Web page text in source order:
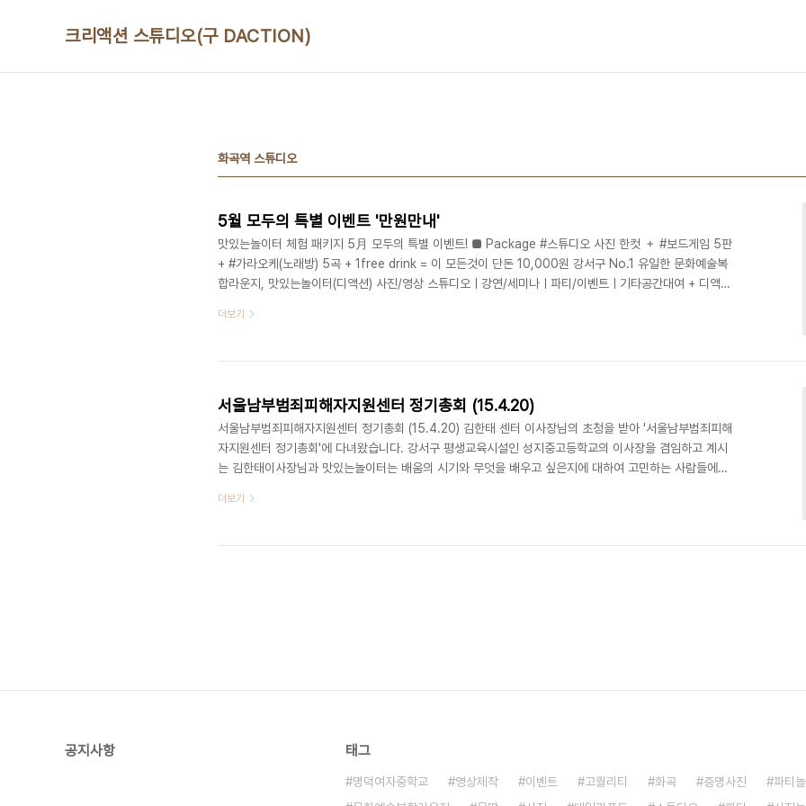
크리액션 스튜디오(구 DACTION)
화곡역 스튜디오
5월 모두의 특별 이벤트 '만원만내'
맛있는놀이터 체험 패키지 5月 모두의 특별 이벤트! ■ Package #스튜디오 사진 한컷 ＋ #보드게임 5판
+ #가라오케(노래방) 5곡 + 1free drink = 이 모든것이 단돈 10,000원 강서구 No.1 유일한 문화예술복
합라운지, 맛있는놀이터(디액션) 사진/영상 스튜디오ㅣ강연/세미나ㅣ파티/이벤트ㅣ기타공간대여 + 디액션
더보기
서울남부범죄피해자지원센터 정기총회 (15.4.20)
서울남부범죄피해자지원센터 정기총회 (15.4.20) 김한태 센터 이사장님의 초청을 받아 '서울남부범죄피해
자지원센터 정기총회'에 다녀왔습니다. 강서구 평생교육시설인 성지중고등학교의 이사장을 겸임하고 계시
는 김한태이사장님과 맛있는놀이터는 배움의 시기와 무엇을 배우고 싶은지에 대하여 고민하는 사람들에게
되었습니다. 디액션스쿨 바로가기 ▷ http://www.deliciousaction.com/145 강서구 No.1 유일한 문
여 (문의) 070 8748 1031 / www.deliciousaction.com
더보기
공지사항 태그
명덕여자중학교 영상제작 이벤트 고퀄리티 화곡 증명사진
파티